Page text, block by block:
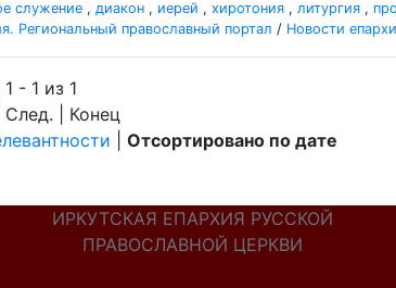
служение , диакон , иерей , хиротония , литургия ,
Региональный православный портал / Новости
- 1 из 1
| След. | Конец
Отсортировано по дате
ИРКУТСКАЯ ЕПАРХИЯ РУССКОЙ
ПРАВОСЛАВНОЙ ЦЕРКВИ